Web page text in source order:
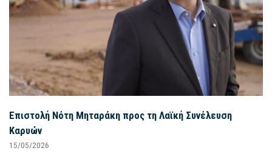
Επιστολή Νότη Μηταράκη προς τη Λαϊκή Συνέλευση
Καρυών
15/05/2026